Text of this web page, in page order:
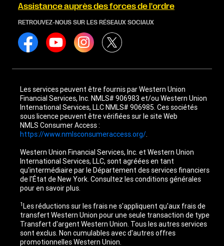
Assistance auprès des forces de l'ordre
RETROUVEZ-NOUS SUR LES RÉSEAUX SOCIAUX
Les services peuvent être fournis par Western Union
Financial Services, Inc. NMLS# 906983 et/ou Western Union
International Services, LLC NMLS# 906985. Ces sociétés
sous licence peuvent être vérifiées sur le site Web
NMLS Consumer Access :
https://www.nmlsconsumeraccess.org/.
Western Union Financial Services, Inc. et Western Union
International Services, LLC, sont agréées en tant
qu'intermédiaire par le Département des services financiers
de l'État de New York. Consultez les conditions générales
pour en savoir plus.
1 Les réductions sur les frais ne s'appliquent qu'aux frais de
transfert Western Union pour une seule transaction de type
Transfert d'argent Western Union. Tous les autres services
sont exclus. Non cumulables avec d'autres offres
promotionnelles Western Union.